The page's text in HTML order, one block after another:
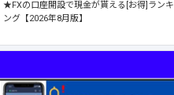
★FXの口座開設で現金が貰える[お得]ランキ
ング【2026年8月版】